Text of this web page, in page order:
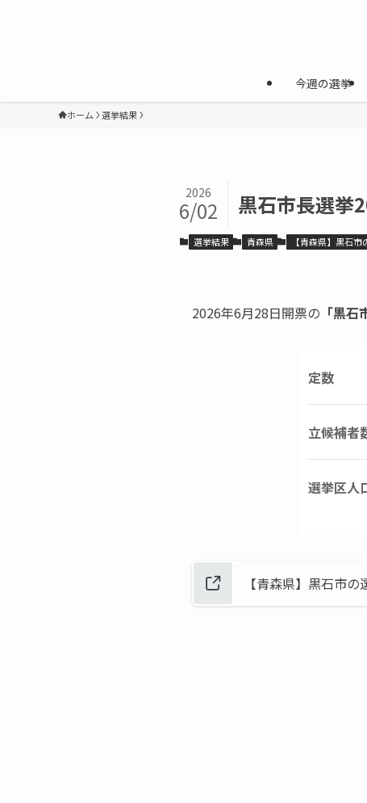
今週の選挙
ホーム 選挙結果
黒石市長選挙
2026
6/02
選挙結果 青森県 【青森県】黒石
2026年6月28日開票の 「黒
定数
立候補者
選挙区人
【青森県】黒石市